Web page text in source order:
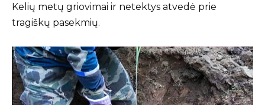
Kelių metų griovimai ir netektys atvedė prie
tragiškų pasekmių.